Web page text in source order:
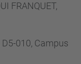
FRANQUET,
D5-010, Campus